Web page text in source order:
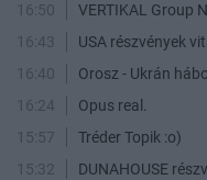
16:50
VERTIKAL Group
16:43
USA részvények
16:40
Orosz - Ukrán
16:24
Opus real.
15:57
Tréder Topik :o)
15:32
DUNAHOUSE